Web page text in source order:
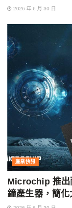
2026 年 6 月 30 日
產業快訊
Microchip 推出
鐘產生器，簡